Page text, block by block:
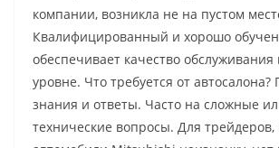
компании, возникла не на пустом
Квалифицированный и хорошо
обеспечивает качество
уровне. Что требуется от автосалона?
знания и ответы. Часто на сложные
технические вопросы. Для